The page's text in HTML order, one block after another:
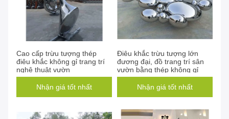
Cao cấp trừu tượng thép
điêu khắc không gỉ trang trí
nghệ thuật vườn
Nhận giá tốt nhất
Điêu khắc trừu tượng lớn
đương đại, đồ trang trí sân
vườn bằng thép không gỉ
Nhận giá tốt nhất